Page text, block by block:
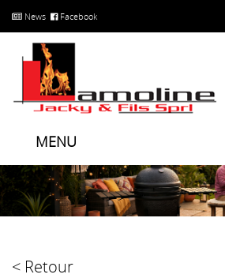
News Facebook
MENU
< Retour